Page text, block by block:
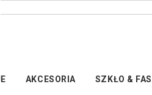
AKCESORIA SZKŁO &